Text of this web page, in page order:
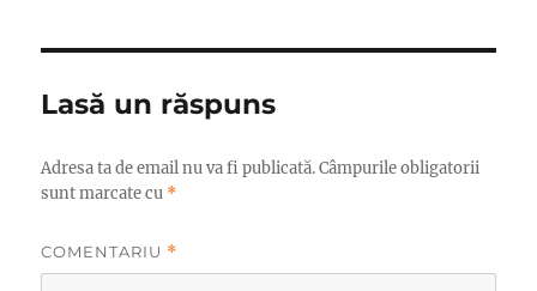
Lasă un răspuns
Adresa ta de email nu va fi publicată. Câmpurile obligatorii
sunt marcate cu *
COMENTARIU *